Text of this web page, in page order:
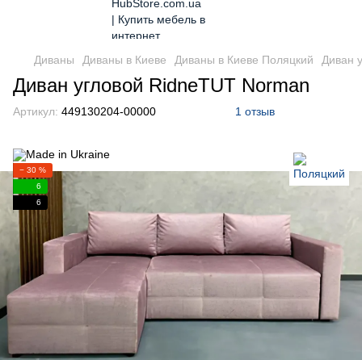
Диваны Диваны в Киеве Диваны в Киеве Поляцкий Диван
Диван угловой RidneTUT Norman
Артикул: 449130204-00000 1 отзыв
− 30 %
6
6